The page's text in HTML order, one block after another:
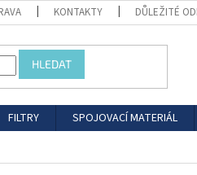
KONTAKTY DŮLEŽITÉ
HLEDAT
FILTRY SPOJOVACÍ MATERIÁL